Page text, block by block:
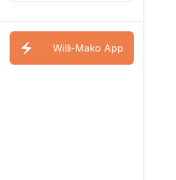
Willi-Mako App